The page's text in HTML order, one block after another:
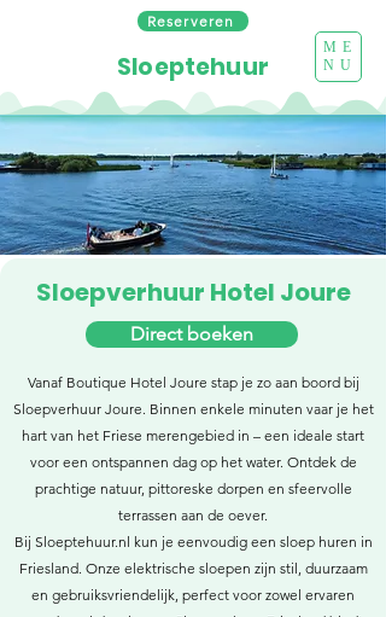
Reserveren
ME
NU
Sloeptehuur
Sloepverhuur Hotel Joure
Direct boeken
Vanaf Boutique Hotel Joure stap je zo aan boord bij
Sloepverhuur Joure. Binnen enkele minuten vaar je het
hart van het Friese merengebied in – een ideale start
voor een ontspannen dag op het water. Ontdek de
prachtige natuur, pittoreske dorpen en sfeervolle
terrassen aan de oever.
Bij Sloeptehuur.nl kun je eenvoudig een sloep huren in
Friesland. Onze elektrische sloepen zijn stil, duurzaam
en gebruiksvriendelijk, perfect voor zowel ervaren